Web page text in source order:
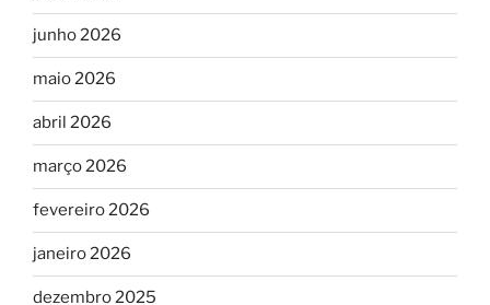
junho 2026
maio 2026
abril 2026
março 2026
fevereiro 2026
janeiro 2026
dezembro 2025